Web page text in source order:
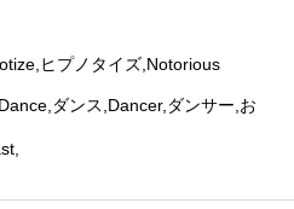
ヒプノタイズ,Notorious
ダンス,Dancer,ダンサー,お